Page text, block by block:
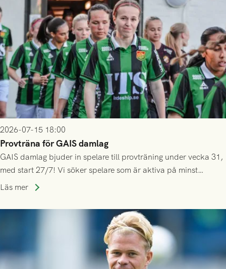
2026-07-15 18:00
Provträna för GAIS damlag
GAIS damlag bjuder in spelare till provträning under vecka 31,
med start 27/7! Vi söker spelare som är aktiva på minst
division 3-nivå.
Läs mer